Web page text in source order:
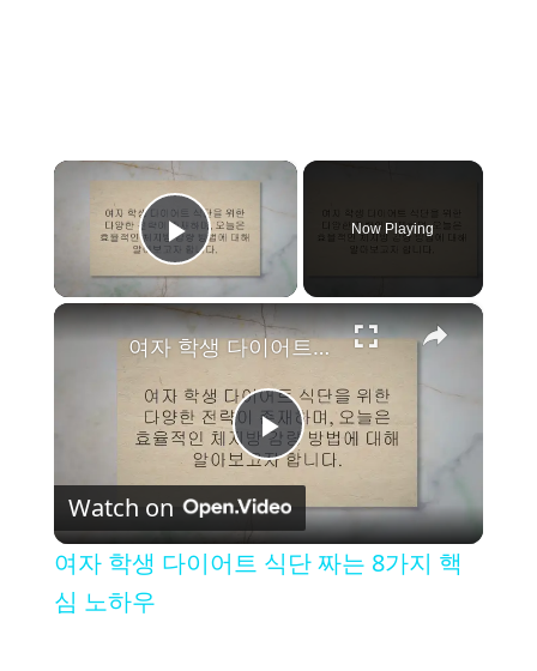
×
Play Video
Now Playing
×
P
l
여자 학생 다이어트 식단 짜는 8가지 핵심 노하우
Watch on
여자 학생 다이어트 식단 짜는 8가지 핵
심 노하우